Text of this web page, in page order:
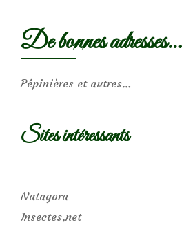
De bonnes adresses…
Pépinières et autres…
Sites intéressants
Natagora
Insectes.net